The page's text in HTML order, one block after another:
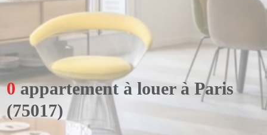
0 appartement à louer à Paris
(75017)